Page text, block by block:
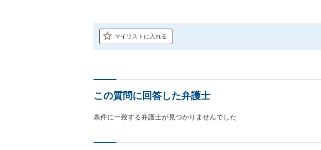
マイリストに入れる
この質問に回答した弁護士
条件に一致する弁護士が見つかりませんでした